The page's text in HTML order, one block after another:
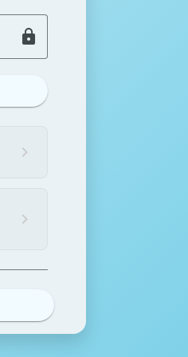
lock
chevron_right
chevron_right